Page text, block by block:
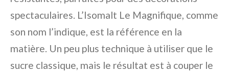
spectaculaires. L’Isomalt Le Magnifique, comme
son nom l’indique, est la référence en la
matière. Un peu plus technique à utiliser que le
sucre classique, mais le résultat est à couper le